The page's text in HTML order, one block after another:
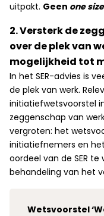
uitpakt. Geen one
2. Versterk de
over de plek van
mogelijkheid tot
In het SER-advies is
de plek van werk.
initiatiefwetsvoorstel
zeggenschap van
vergroten: het
initiatiefnemers en
oordeel van de SER
behandeling van het
Wetsvoorstel